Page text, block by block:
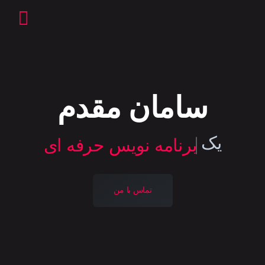
سامان مقدم
یک برنامه نویس حرفه ای
تماس با من